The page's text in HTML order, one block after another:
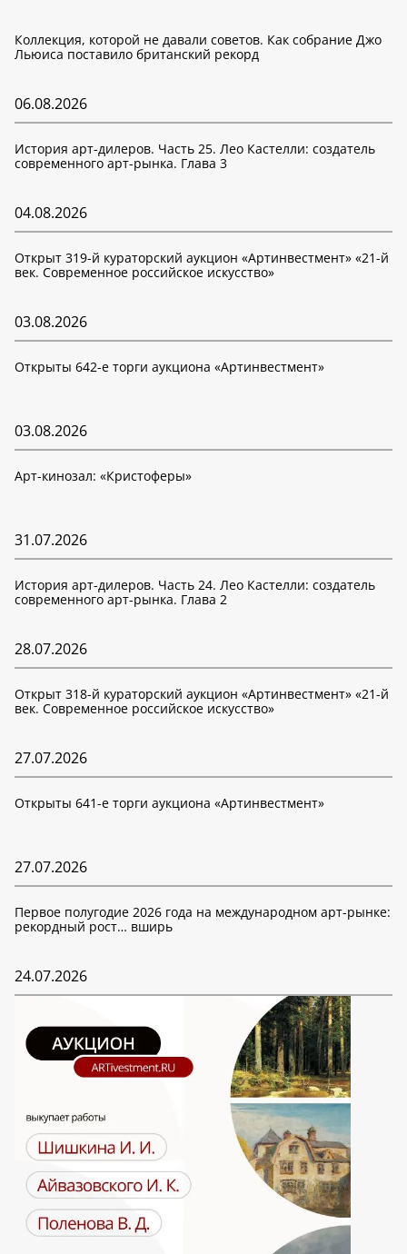
Коллекция, которой не давали советов. Как собрание Джо
Льюиса поставило британский рекорд
06.08.2026
История арт-дилеров. Часть 25. Лео Кастелли: создатель
современного арт-рынка. Глава 3
04.08.2026
Открыт 319-й кураторский аукцион «Артинвестмент» «21-й
век. Современное российское искусство»
03.08.2026
Открыты 642-е торги аукциона «Артинвестмент»
03.08.2026
Арт-кинозал: «Кристоферы»
31.07.2026
История арт-дилеров. Часть 24. Лео Кастелли: создатель
современного арт-рынка. Глава 2
28.07.2026
Открыт 318-й кураторский аукцион «Артинвестмент» «21-й
век. Современное российское искусство»
27.07.2026
Открыты 641-е торги аукциона «Артинвестмент»
27.07.2026
Первое полугодие 2026 года на международном арт-рынке:
рекордный рост… вширь
24.07.2026